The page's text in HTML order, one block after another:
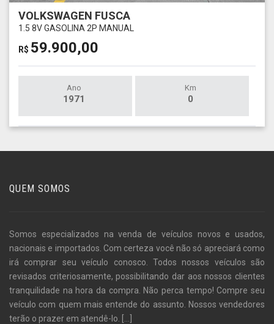
VOLKSWAGEN FUSCA
1.5 8V GASOLINA 2P MANUAL
R$ 59.900,00
Ano
1971
Km
0
QUEM SOMOS
Somos especializados na venda de veículos novos e usados,
nacionais e importados. Com certeza você não só apreciará como
irá comprar seu veículo conosco. Todos nossos veículos são
revisados criteriosamente, possibilitando dar aos nossos clientes
tranquilidade na hora da compra. Não perca tempo! Compre seu
veículo com quem mais entende do assunto. Nossos vendedores
terão o prazer em atendê-lo. [...]